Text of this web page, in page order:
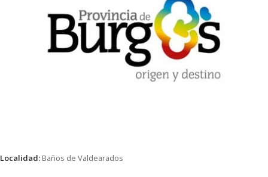
Localidad: Baños de Valdearados